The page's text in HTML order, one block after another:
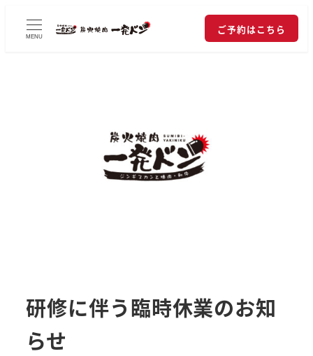
MENU
ご予約はこちら
研修に伴う臨時休業のお知
らせ